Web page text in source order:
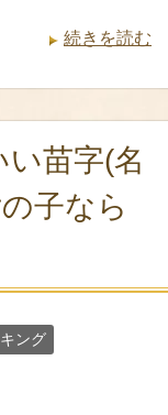
続きを読む
苗字(名
子なら
ング